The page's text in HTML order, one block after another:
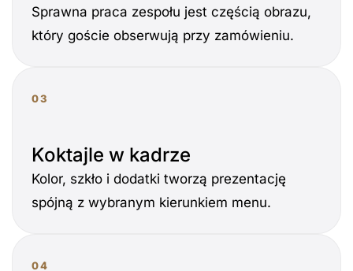
Sprawna praca zespołu jest częścią obrazu,
który goście obserwują przy zamówieniu.
03
Koktajle w kadrze
Kolor, szkło i dodatki tworzą prezentację
spójną z wybranym kierunkiem menu.
04